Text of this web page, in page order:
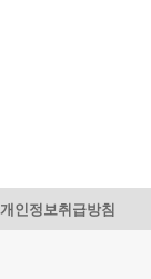
개인정보취급방침